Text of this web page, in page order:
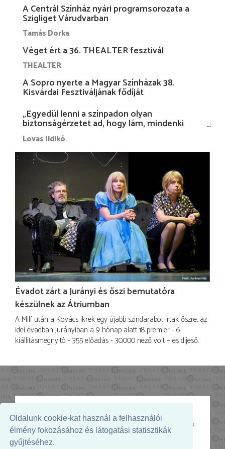
Oldalunk cookie-kat használ a felhasználói
élmény fokozásához és látogatási statisztikák
gyűjtéséhez.
A Centrál Színház nyári programsorozata a
Szigliget Várudvarban
Tamás Dorka
Véget ért a 36. THEALTER fesztivál
THEALTER
A Sopro nyerte a Magyar Színházak 38.
Kisvárdai Fesztiváljának fődíját
„Egyedül lenni a színpadon olyan
biztonságérzetet ad, hogy lám, mindenki
más nélkül is megvagyok magammal…”
Lovas Ildikó
Évadot zárt a Jurányi és őszi bemutatóra
készülnek az Átriumban
A Milf után a Kovács ikrek egy újabb színdarabot írtak őszre, az
idei évadban Jurányiban a 9 hónap alatt 18 premier - 6
kiállításmegnyitó - 355 előadás - 30.000 néző volt – és díjeső.
Az oldal megjelenését támogatja: